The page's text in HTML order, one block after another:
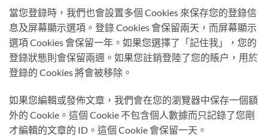
當您登錄時，我們也會設置多個 Cookies 來保存您的登錄信
息及屏幕顯示選項。登錄 Cookies 會保留兩天，而屏幕顯示
選項 Cookies 會保留一年。如果您選擇了「記住我」，您的
登錄狀態則會保留兩週。如果您註銷登陸了您的賬户，用於
登錄的 Cookies 將會被移除。
如果您編輯或發佈文章，我們會在您的瀏覽器中保存一個額
外的 Cookie。這個 Cookie 不包含個人數據而只記錄了您剛
才編輯的文章的 ID。這個 Cookie 會保留一天。